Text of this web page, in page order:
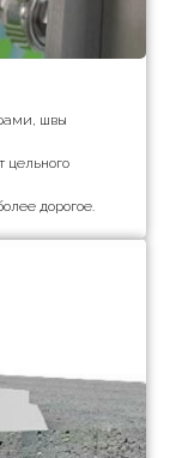
швы
цельного
дорогое.